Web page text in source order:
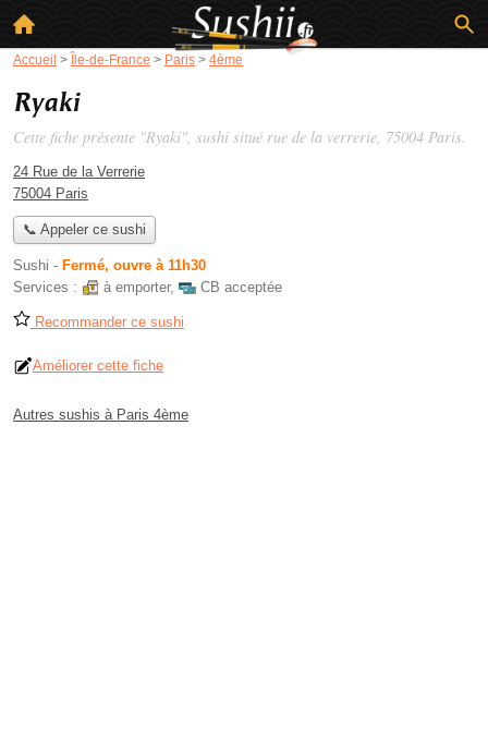
Accueil > Île-de-France > Paris > 4ème
Ryaki
Cette fiche présente "Ryaki", sushi situé rue de la verrerie, 75004 Paris.
24 Rue de la Verrerie
75004 Paris
📞 Appeler ce sushi
Sushi - Fermé, ouvre à 11h30
Services :
à emporter, CB acceptée
Recommander ce sushi
Améliorer cette fiche
Autres sushis à Paris 4ème